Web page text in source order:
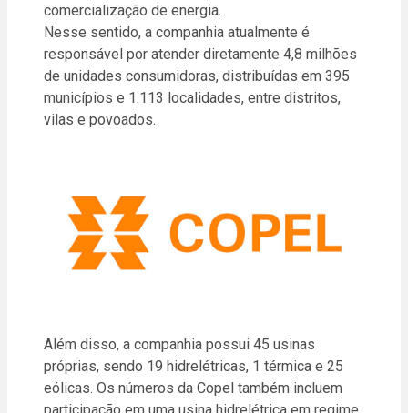
comercialização de energia.
Nesse sentido, a companhia atualmente é
responsável por atender diretamente 4,8 milhões
de unidades consumidoras, distribuídas em 395
municípios e 1.113 localidades, entre distritos,
vilas e povoados.
Além disso, a companhia possui 45 usinas
próprias, sendo 19 hidrelétricas, 1 térmica e 25
eólicas. Os números da Copel também incluem